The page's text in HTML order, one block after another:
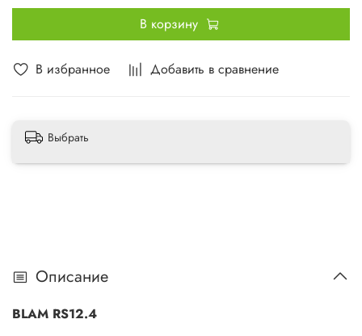
В избранное Добавить в сравнение
В корзину
Выбрать
Описание
BLAM RS12.4